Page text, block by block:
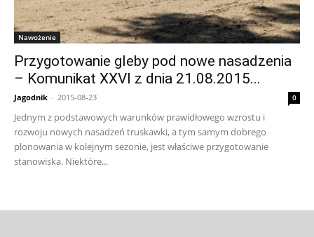
Nawożenie
Przygotowanie gleby pod nowe nasadzenia
– Komunikat XXVI z dnia 21.08.2015...
Jagodnik - 2015-08-23 0
Jednym z podstawowych warunków prawidłowego wzrostu i
rozwoju nowych nasadzeń truskawki, a tym samym dobrego
plonowania w kolejnym sezonie, jest właściwe przygotowanie
stanowiska. Niektóre...